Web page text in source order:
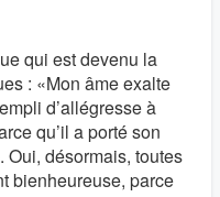
qui est devenu la
: «Mon âme exalte
d’allégresse à
qu’il a porté son
Oui, désormais, toutes
bienheureuse, parce